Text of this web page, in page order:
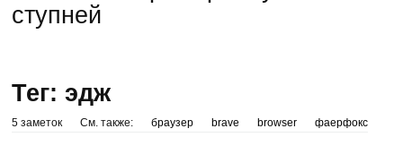
ступней
Тег: эдж
5 заметок См. также: браузер brave browser фаерфокс